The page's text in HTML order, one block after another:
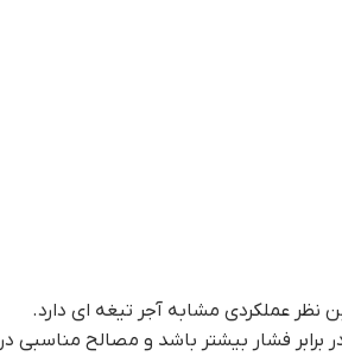
فشار بیشتر باشد و مصالح مناسبی در